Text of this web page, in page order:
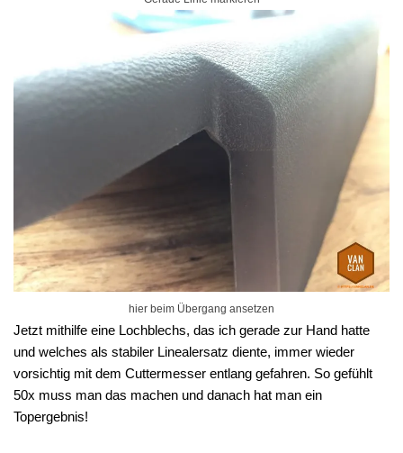
hier beim Übergang ansetzen
Jetzt mithilfe eine Lochblechs, das ich gerade zur Hand hatte
und welches als stabiler Linealersatz diente, immer wieder
vorsichtig mit dem Cuttermesser entlang gefahren. So gefühlt
50x muss man das machen und danach hat man ein
Topergebnis!